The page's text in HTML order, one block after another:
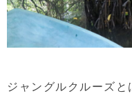
ジャングルクルーズと